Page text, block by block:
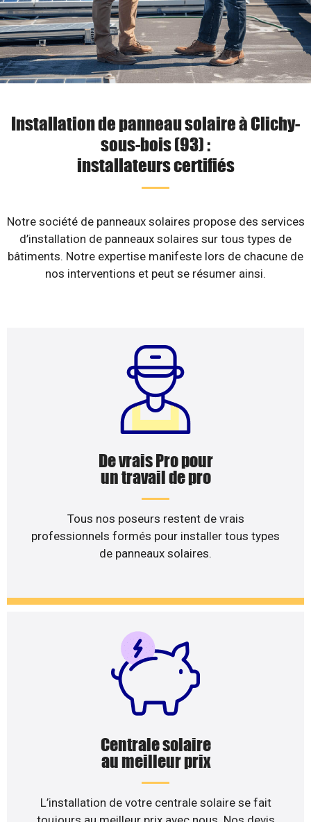
Installation de panneau solaire à Clichy-
sous-bois (93) :
installateurs certifiés
Notre société de panneaux solaires propose des services
d’installation de panneaux solaires sur tous types de
bâtiments. Notre expertise manifeste lors de chacune de
nos interventions et peut se résumer ainsi.
De vrais Pro pour
un travail de pro
Tous nos poseurs restent de vrais
professionnels formés pour installer tous types
de panneaux solaires.
Centrale solaire
au meilleur prix
L’installation de votre centrale solaire se fait